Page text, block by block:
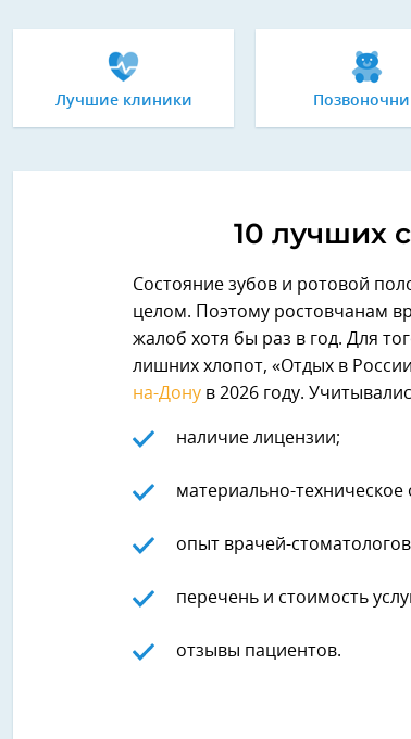
Лучшие клиники
10 лучших
Состояние зубов и ротовой
целом. Поэтому ростовчанам
жалоб хотя бы раз в год. Для
лишних хлопот, «Отдых в
на-Дону в 2026 году.
наличие лицензии;
материально-
опыт врачей-
перечень и стоимость
отзывы пациентов.